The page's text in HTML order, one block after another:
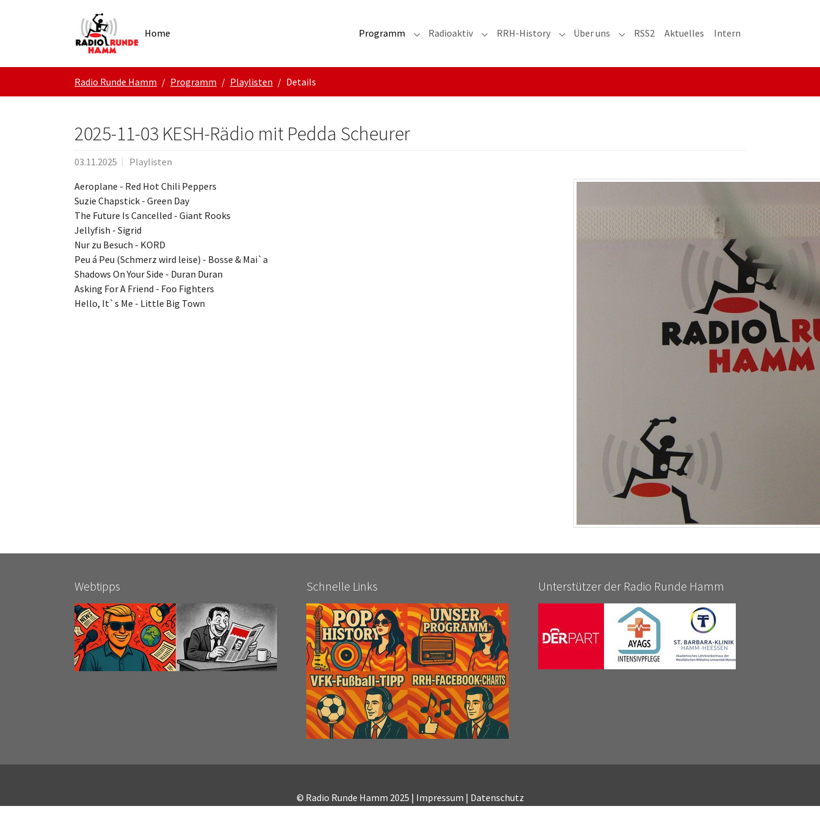
Home Programm Submenu for "Programm"
Radioaktiv Submenu for "Radioaktiv"
RRH-History Submenu for "RRH-History"
Über uns Submenu for "Über uns"
RSS2 Aktuelles Intern
Radio Runde Hamm Programm Playlisten Details
2025-11-03 KESH-Rädio mit Pedda Scheurer
03.11.2025
Playlisten
Aeroplane - Red Hot Chili Peppers
Suzie Chapstick - Green Day
The Future Is Cancelled - Giant Rooks
Jellyfish - Sigrid
Nur zu Besuch - KORD
Peu á Peu (Schmerz wird leise) - Bosse & Mai`a
Shadows On Your Side - Duran Duran
Asking For A Friend - Foo Fighters
Hello, It`s Me - Little Big Town
Webtipps Schnelle Links Unterstützer der Radio Runde Hamm
© Radio Runde Hamm 2025 | Impressum | Datenschutz